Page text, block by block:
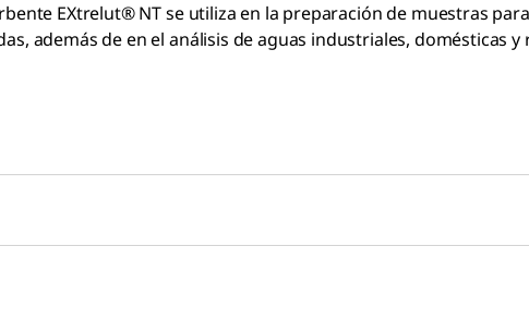
EXtrelut® NT se utiliza en la preparación de muestras
además de en el análisis de aguas industriales, domésticas y